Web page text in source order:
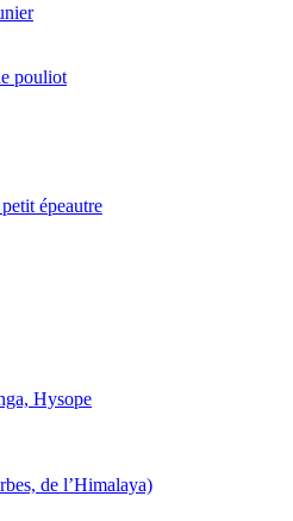
pouliot
épeautre
Hysope
de l’Himalaya)